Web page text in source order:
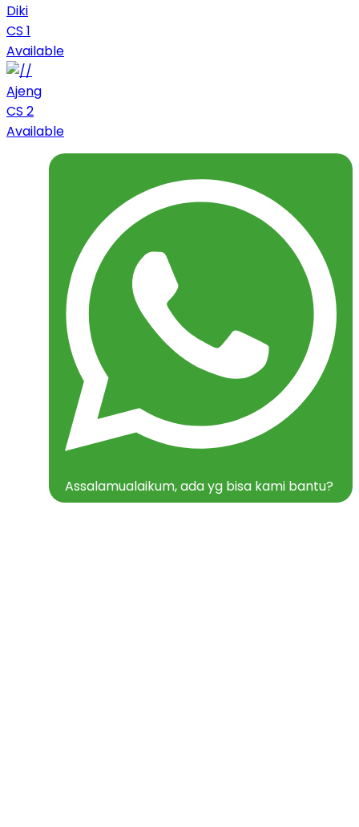
Diki
CS 1
Available
Ajeng
CS 2
Available
Assalamualaikum, ada yg bisa kami bantu?